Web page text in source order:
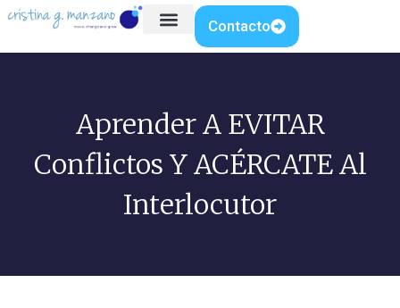
Contacto
Aprender A EVITAR
Conflictos Y ACÉRCATE Al
Interlocutor